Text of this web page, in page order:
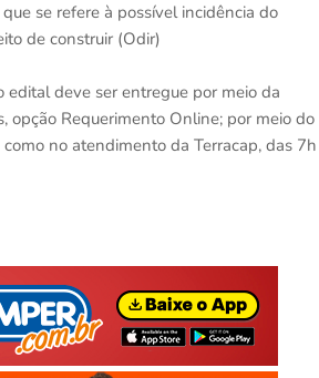
se refere à possível incidência do
de construir (Odir)
deve ser entregue por meio da
opção Requerimento Online; por meio do
como no atendimento da Terracap, das 7h